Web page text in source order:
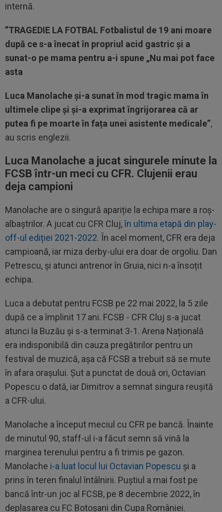
internă.
”TRAGEDIE LA FOTBAL Fotbalistul de 19 ani moare
după ce s-a înecat în propriul acid gastric și a
sunat-o pe mama pentru a-i spune „Nu mai pot face
asta
Luca Manolache și-a sunat în mod tragic mama în
ultimele clipe și și-a exprimat îngrijorarea că ar
putea fi pe moarte în fața unei asistente medicale”,
au scris englezii.
Luca Manolache a jucat singurele minute la
FCSB într-un meci cu CFR. Clujenii erau
deja campioni
Manolache are o singură apariție la echipa mare a roș-
albaștrilor. A jucat cu CFR Cluj,în ultima etapă din play-
off-ul ediției 2021-2022. În acel moment, CFR era deja
campioană, iar miza derby-ului era doar de orgoliu. Dan
Petrescu, și atunci antrenor în Gruia, nici n-a însoțit
echipa.
Luca a debutat pentru FCSB pe 22 mai 2022, la 5 zile
după ce a împlinit 17 ani. FCSB - CFR Cluj s-a jucat
atunci la Buzău și s-a terminat 3-1. Arena Națională
era indisponibilă din cauza pregătirilor pentru un
festival de muzică, așa că FCSB a trebuit să se mute
în afara orașului. Șut a punctat de două ori, Octavian
Popescu o dată, iar Dimitrov a semnat singura reușită
a CFR-ului.
Manolache a început meciul cu CFR pe bancă. Înainte
de minutul 90, staff-ul i-a făcut semn să vină la
marginea terenului pentru a fi trimis pe gazon.
Manolache i-a luat locul lui Octavian Popescu și a
prins în teren finalul întâlnirii. Puștiul a mai fost pe
bancă într-un joc al FCSB, pe 8 decembrie 2022, în
deplasarea cu FC Botoșani din Cupa României.